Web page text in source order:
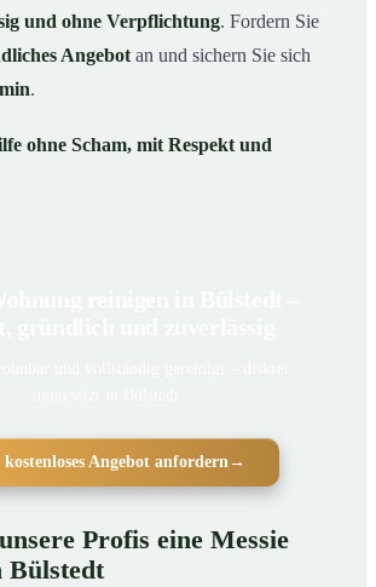
und ohne Verpflichtung. Fordern Sie
Angebot an und sichern Sie sich
.
ohne Scham, mit Respekt und
kostenloses Angebot anfordern→
Profis eine Messie
Bülstedt